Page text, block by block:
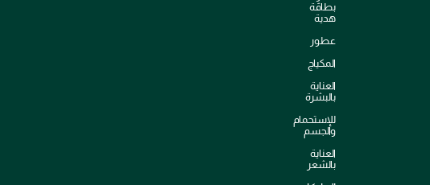
بطاقة
هدية
عطور
المكياج
العناية
بالبشرة
للإستحمام
والجسم
العناية
بالشعر